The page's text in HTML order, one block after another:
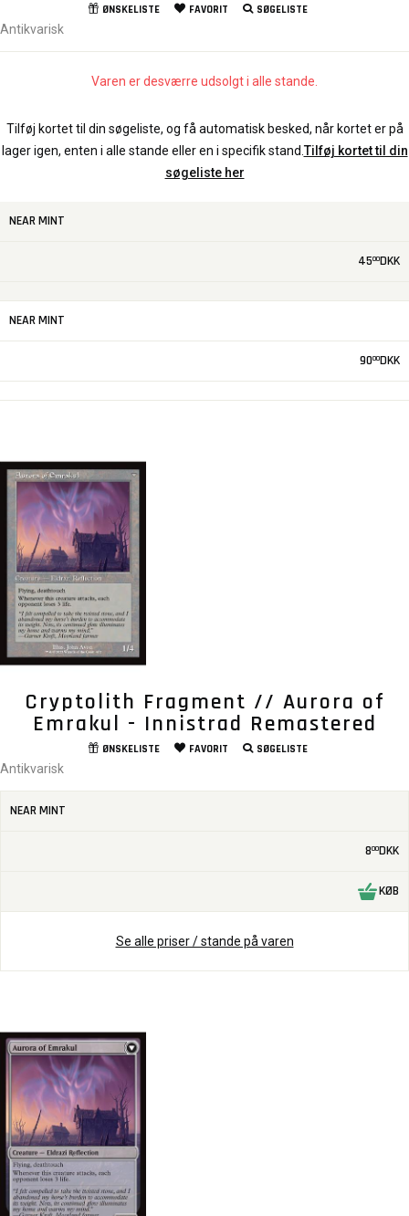
ØNSKELISTE FAVORIT SØGELISTE
Antikvarisk
Varen er desværre udsolgt i alle stande.
Tilføj kortet til din søgeliste, og få automatisk besked, når kortet er på
lager igen, enten i alle stande eller en i specifik stand. Tilføj kortet til din
søgeliste her
NEAR MINT
4500DKK
NEAR MINT
9000DKK
Cryptolith Fragment // Aurora of
Emrakul - Innistrad Remastered
ØNSKELISTE FAVORIT SØGELISTE
Antikvarisk
NEAR MINT
800DKK
KØB
Se alle priser / stande på varen